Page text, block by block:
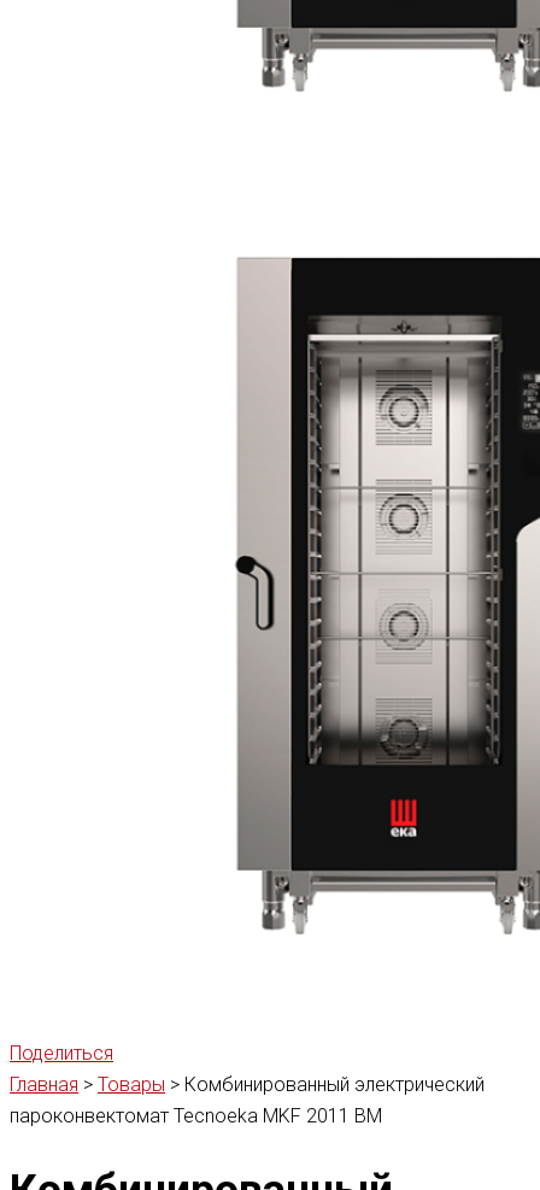
Поделиться
Главная > Товары > Комбинированный электрический
пароконвектомат Tecnoeka MKF 2011 BM